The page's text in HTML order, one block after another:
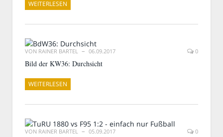
WEITERLESEN
VON RAINER BARTEL 06.09.2017 0
Bild der KW36: Durchsicht
WEITERLESEN
VON RAINER BARTEL 05.09.2017 0